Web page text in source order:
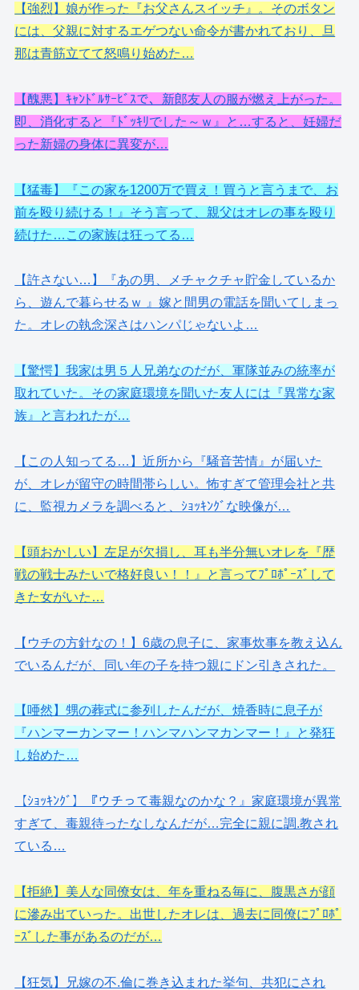
【強烈】娘が作った『お父さんスイッチ』。そのボタン
には、父親に対するエゲつない命令が書かれており、旦
那は青筋立てて怒鳴り始めた…
【醜悪】ｷｬﾝﾄﾞﾙｻｰﾋﾞｽで、新郎友人の服が燃え上がった。
即、消化すると『ﾄﾞｯｷﾘでした～ｗ』と…すると、妊婦だ
った新婦の身体に異変が…
【猛毒】『この家を1200万で買え！買うと言うまで、お
前を殴り続ける！』そう言って、親父はオレの事を殴り
続けた…この家族は狂ってる…
【許さない…】『あの男、メチャクチャ貯金しているか
ら、遊んで暮らせるｗ 』嫁と間男の電話を聞いてしまっ
た。オレの執念深さはハンパじゃないよ…
【驚愕】我家は男５人兄弟なのだが、軍隊並みの統率が
取れていた。その家庭環境を聞いた友人には『異常な家
族』と言われたが…
【この人知ってる…】近所から『騒音苦情』が届いた
が、オレが留守の時間帯らしい。怖すぎて管理会社と共
に、監視カメラを調べると、ｼｮｯｷﾝｸﾞな映像が…
【頭おかしい】左足が欠損し、耳も半分無いオレを『歴
戦の戦士みたいで格好良い！！』と言ってﾌﾟﾛﾎﾟｰｽﾞして
きた女がいた…
【ウチの方針なの！】6歳の息子に、家事炊事を教え込ん
でいるんだが、同い年の子を持つ親にドン引きされた。
【唖然】甥の葬式に参列したんだが、焼香時に息子が
『ハンマーカンマー！ハンマハンマカンマー！』と発狂
し始めた…
【ｼｮｯｷﾝｸﾞ】『ウチって毒親なのかな？』家庭環境が異常
すぎて、毒親待ったなしなんだが…完全に親に調.教され
ている…
【拒絶】美人な同僚女は、年を重ねる毎に、腹黒さが顔
に滲み出ていった。出世したオレは、過去に同僚にﾌﾟﾛﾎﾟ
ｰｽﾞした事があるのだが…
【狂気】兄嫁の不.倫に巻き込まれた挙句、共犯にされ